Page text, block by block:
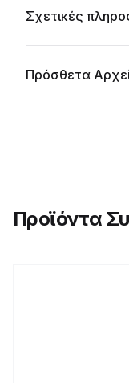
Σχετικές
Πρόσθετα
Προϊόντα